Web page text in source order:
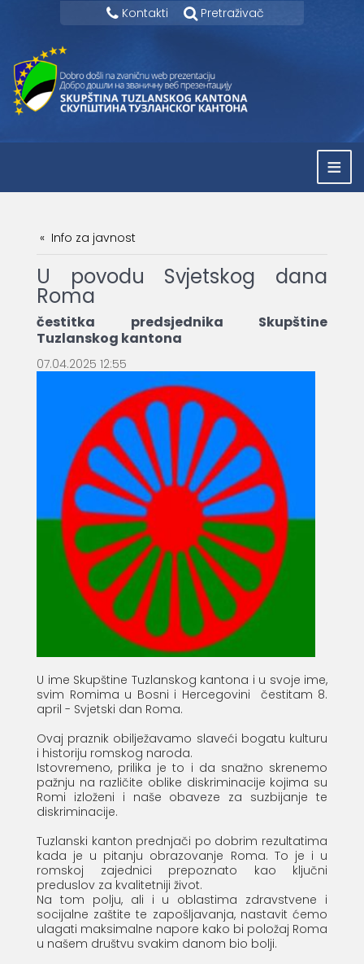
Kontakti Pretraživač
≡
Info za javnost
U povodu Svjetskog dana
Roma
čestitka predsjednika Skupštine
Tuzlanskog kantona
07.04.2025 12:55
U ime Skupštine Tuzlanskog kantona i u svoje ime,
svim Romima u Bosni i Hercegovini čestitam 8.
april - Svjetski dan Roma.
Ovaj praznik obilježavamo slaveći bogatu kulturu
i historiju romskog naroda.
Istovremeno, prilika je to i da snažno skrenemo
pažnju na različite oblike diskriminacije kojima su
Romi izloženi i naše obaveze za suzbijanje te
diskriminacije.
Tuzlanski kanton prednjači po dobrim rezultatima
kada je u pitanju obrazovanje Roma. To je i u
romskoj zajednici prepoznato kao ključni
preduslov za kvalitetniji život.
Na tom polju, ali i u oblastima zdravstvene i
socijalne zaštite te zapošljavanja, nastavit ćemo
ulagati maksimalne napore kako bi položaj Roma
u našem društvu svakim danom bio bolji.